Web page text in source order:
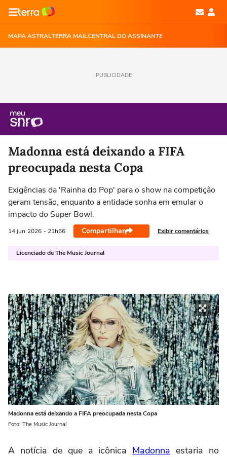
MAPA ASTRALTERRA MAILCENTRAL DO ASSINANTE
PUBLICIDADE
Madonna está deixando a FIFA
preocupada nesta Copa
Exigências da 'Rainha do Pop' para o show na competição
geram tensão, enquanto a entidade sonha em emular o
impacto do Super Bowl.
14 jun 2026 - 21h56 Compartilhar Exibir comentários
Licenciado de The Music Journal
Madonna está deixando a FIFA preocupada nesta Copa
Foto: The Music Journal
A notícia de que a icônica Madonna estaria no